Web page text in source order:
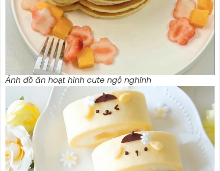
Ảnh đồ ăn hoạt hình cute ngộ nghĩnh